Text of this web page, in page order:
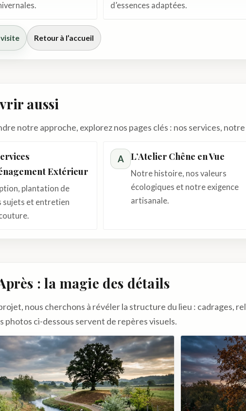
d’essences adaptées.
Retour à l’accueil
aussi
notre approche, explorez nos pages clés : nos services,
Extérieur
plantation de
sujets et entretien
A L’Atelier Chêne en Vue
Notre histoire, nos valeurs
écologiques et notre exigence
artisanale.
: la magie des détails
nous cherchons à révéler la structure du lieu : cadrages,
photos ci-dessous servent de repères visuels.